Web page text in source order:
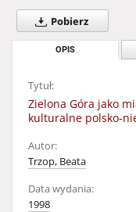
Pobierz
OPIS
Tytuł:
Zielona Góra jako
kulturalne polsko-
Autor:
Trzop, Beata
Data wydania:
1998